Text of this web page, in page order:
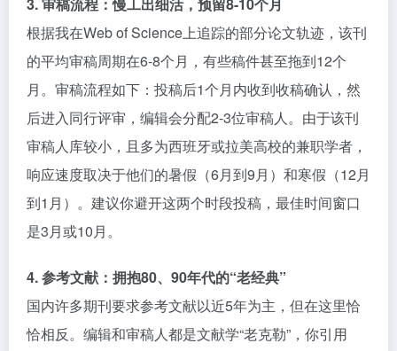
根据我在Web of Science上追踪的部分论文轨迹，该刊
的平均审稿周期在6-8个月，有些稿件甚至拖到12个
月。审稿流程如下：投稿后1个月内收到收稿确认，然
后进入同行评审，编辑会分配2-3位审稿人。由于该刊
审稿人库较小，且多为西班牙或拉美高校的兼职学者，
响应速度取决于他们的暑假（6月到9月）和寒假（12月
到1月）。建议你避开这两个时段投稿，最佳时间窗口
是3月或10月。
4. 参考文献：拥抱80、90年代的“老经典”
国内许多期刊要求参考文献以近5年为主，但在这里恰
恰相反。编辑和审稿人都是文献学“老克勒”，你引用